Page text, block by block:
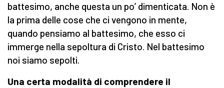
battesimo, anche questa un po’ dimenticata. Non è
la prima delle cose che ci vengono in mente,
quando pensiamo al battesimo, che esso ci
immerge nella sepoltura di Cristo. Nel battesimo
noi siamo sepolti.
Una certa modalità di comprendere il